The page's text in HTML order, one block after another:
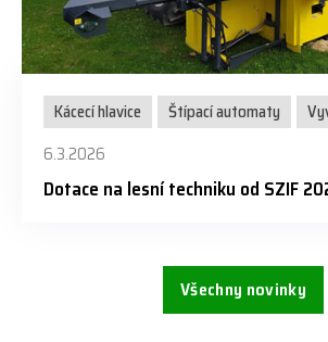
Kácecí hlavice Štípací automaty
6.3.2026
Dotace na lesní techniku od SZIF
Všechny novinky